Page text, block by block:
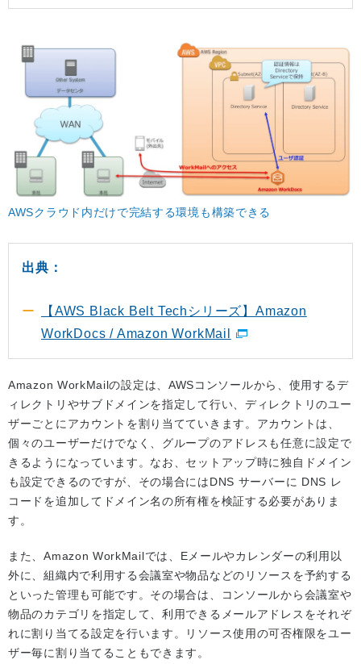
AWSクラウド内だけで完結する環境も構築できる
出典：
【AWS Black Belt Techシリーズ】Amazon
WorkDocs / Amazon WorkMail
Amazon WorkMailの設定は、AWSコンソールから、使用するデ
ィレクトリやサブドメインを指定して行い、ディレクトリのユー
ザーごとにアカウントを割り当てていきます。アカウントは、
個々のユーザーだけでなく、グループのアドレスも任意に設定で
きるようになっています。なお、セットアップ時に独自ドメイン
も設定できるのですが、その場合にはDNS サーバーに DNS レ
コードを追加してドメイン名の所有権を検証する必要がありま
す。
また、Amazon WorkMailでは、Eメールやカレンダーの利用以
外に、組織内で利用する会議室や物品などのリソースを予約する
といった管理も可能です。その場合は、コンソールから会議室や
物品のカテゴリを指定して、利用できるメールアドレスをそれぞ
れに割り当てる設定を行います。リソース使用の可否権限をユー
ザー毎に割り当てることもできます。